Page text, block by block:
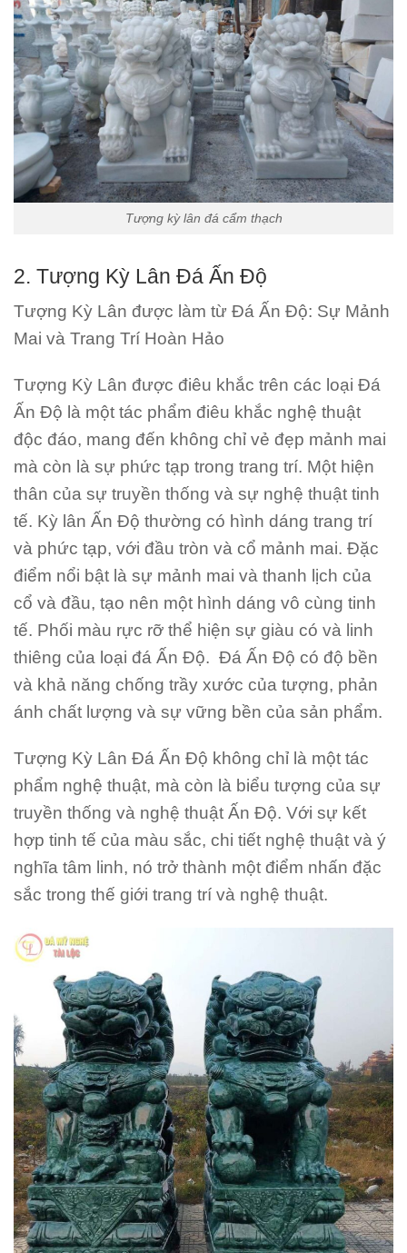
Tượng kỳ lân đá cẩm thạch
2. Tượng Kỳ Lân Đá Ấn Độ
Tượng Kỳ Lân được làm từ Đá Ấn Độ: Sự Mảnh
Mai và Trang Trí Hoàn Hảo
Tượng Kỳ Lân được điêu khắc trên các loại Đá
Ấn Độ là một tác phẩm điêu khắc nghệ thuật
độc đáo, mang đến không chỉ vẻ đẹp mảnh mai
mà còn là sự phức tạp trong trang trí. Một hiện
thân của sự truyền thống và sự nghệ thuật tinh
tế. Kỳ lân Ấn Độ thường có hình dáng trang trí
và phức tạp, với đầu tròn và cổ mảnh mai. Đặc
điểm nổi bật là sự mảnh mai và thanh lịch của
cổ và đầu, tạo nên một hình dáng vô cùng tinh
tế. Phối màu rực rỡ thể hiện sự giàu có và linh
thiêng của loại đá Ấn Độ. Đá Ấn Độ có độ bền
và khả năng chống trầy xước của tượng, phản
ánh chất lượng và sự vững bền của sản phẩm.
Tượng Kỳ Lân Đá Ấn Độ không chỉ là một tác
phẩm nghệ thuật, mà còn là biểu tượng của sự
truyền thống và nghệ thuật Ấn Độ. Với sự kết
hợp tinh tế của màu sắc, chi tiết nghệ thuật và ý
nghĩa tâm linh, nó trở thành một điểm nhấn đặc
sắc trong thế giới trang trí và nghệ thuật.